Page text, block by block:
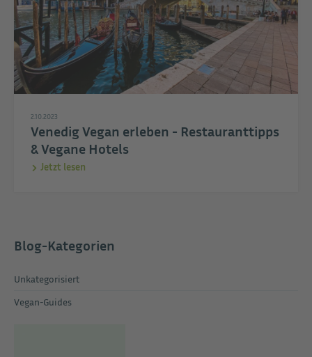
2.10.2023
Venedig Vegan erleben - Restauranttipps
& Vegane Hotels
Jetzt lesen
Blog-Kategorien
Unkategorisiert
Vegan-Guides